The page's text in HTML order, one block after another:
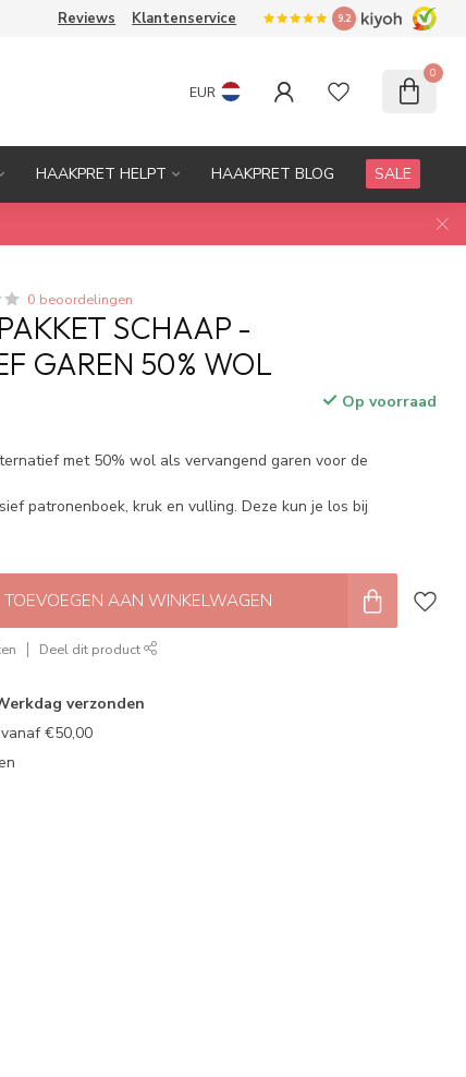
Reviews Klantenservice 9.2
EUR
0
HAAKPRET HELPT HAAKPRET BLOG SALE
0 beoordelingen
SCHAAP -
GAREN 50% WOL
Op voorraad
met 50% wol als vervangend garen voor de
patronenboek, kruk en vulling. Deze kun je los bij
TOEVOEGEN AAN WINKELWAGEN
Deel dit product
verzonden
vanaf €50,00